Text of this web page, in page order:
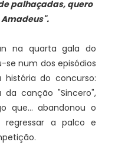
palhaçadas, quero
na quarta gala do
num dos episódios
do concurso:
canção "Sincero",
que... abandonou o
regressar a palco e